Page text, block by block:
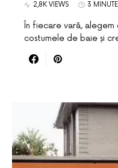
2,8K VIEWS 3
În fiecare vară,
costumele de baie și